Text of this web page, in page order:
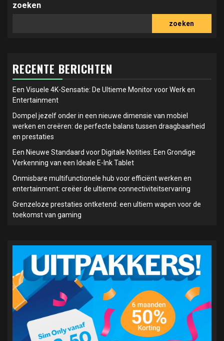
zoeken
zoeken
RECENTE BERICHTEN
Een Visuele 4K-Sensatie: De Ultieme Monitor voor Werk en
Entertainment
Dompel jezelf onder in een nieuwe dimensie van mobiel
werken en creëren: de perfecte balans tussen draagbaarheid
en prestaties
Een Nieuwe Standaard voor Digitale Notities: Een Grondige
Verkenning van een Ideale E-Ink Tablet
Onmisbare multifunctionele hub voor efficiënt werken en
entertainment: creëer de ultieme connectiviteitservaring
Grenzeloze prestaties ontketend: een ultiem wapen voor de
toekomst van gaming